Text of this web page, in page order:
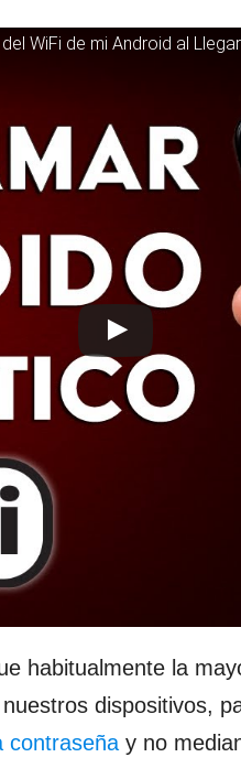
WiFi de mi Android al
habitualmente la
dispositivos,
contraseña y no